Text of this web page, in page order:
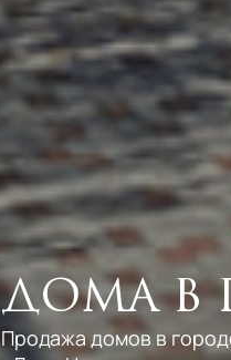
Дома в
Продажа домов в
10 15
Адлер